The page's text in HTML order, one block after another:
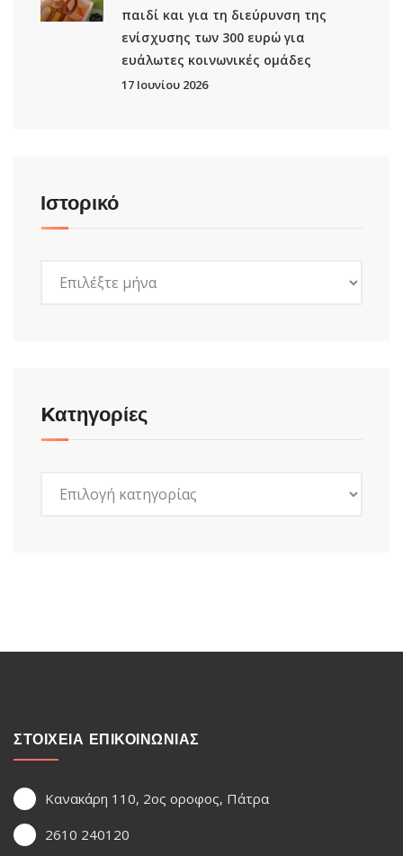
παιδί και για τη διεύρυνση της
ενίσχυσης των 300 ευρώ για
ευάλωτες κοινωνικές ομάδες
17 Ιουνίου 2026
Ιστορικό
Kατηγορίες
ΣΤΟΙΧΕΙΑ ΕΠΙΚΟΙΝΩΝΙΑΣ
Κανακάρη 110, 2ος οροφος, Πάτρα
2610 240120